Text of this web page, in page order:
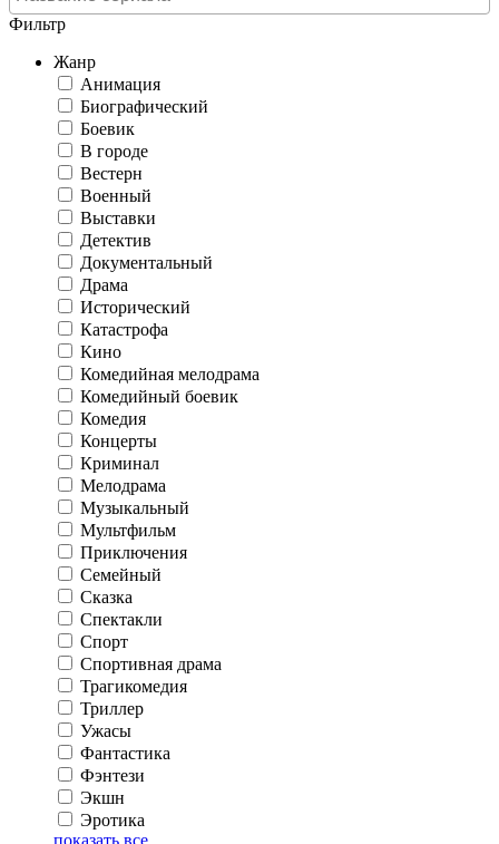
Фильтр
Жанр
Анимация
Биографический
Боевик
В городе
Вестерн
Военный
Выставки
Детектив
Документальный
Драма
Исторический
Катастрофа
Кино
Комедийная мелодрама
Комедийный боевик
Комедия
Концерты
Криминал
Мелодрама
Музыкальный
Мультфильм
Приключения
Семейный
Сказка
Спектакли
Спорт
Спортивная драма
Трагикомедия
Триллер
Ужасы
Фантастика
Фэнтези
Экшн
Эротика
показать все